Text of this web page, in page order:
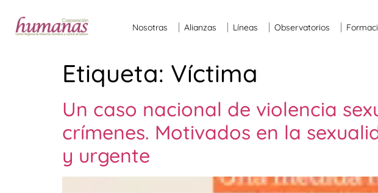
Nosotras Alianzas Líneas Observatorios
Etiqueta: Víctima
Un caso nacional de violencia
crímenes. Motivados en la
y urgente